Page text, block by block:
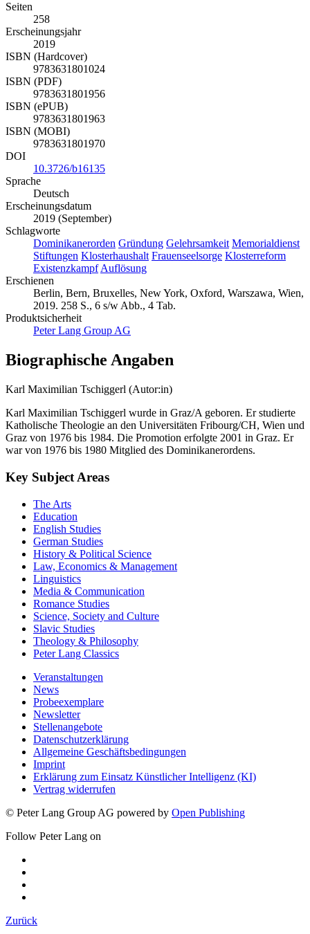
Seiten
258
Erscheinungsjahr
2019
ISBN (Hardcover)
9783631801024
ISBN (PDF)
9783631801956
ISBN (ePUB)
9783631801963
ISBN (MOBI)
9783631801970
DOI
10.3726/b16135
Sprache
Deutsch
Erscheinungsdatum
2019 (September)
Schlagworte
Dominikanerorden Gründung Gelehrsamkeit Memorialdienst
Stiftungen Klosterhaushalt Frauenseelsorge Klosterreform
ExistenzkampfAuflösung
Erschienen
Berlin, Bern, Bruxelles, New York, Oxford, Warszawa, Wien,
2019. 258 S., 6 s/w Abb., 4 Tab.
Produktsicherheit
Peter Lang Group AG
Biographische Angaben
Karl Maximilian Tschiggerl (Autor:in)
Karl Maximilian Tschiggerl wurde in Graz/A geboren. Er studierte
Katholische Theologie an den Universitäten Fribourg/CH, Wien und
Graz von 1976 bis 1984. Die Promotion erfolgte 2001 in Graz. Er
war von 1976 bis 1980 Mitglied des Dominikanerordens.
Key Subject Areas
The Arts
Education
English Studies
German Studies
History & Political Science
Law, Economics & Management
Linguistics
Media & Communication
Romance Studies
Science, Society and Culture
Slavic Studies
Theology & Philosophy
Peter Lang Classics
Veranstaltungen
News
Probeexemplare
Newsletter
Stellenangebote
Datenschutzerklärung
Allgemeine Geschäftsbedingungen
Imprint
Erklärung zum Einsatz Künstlicher Intelligenz (KI)
Vertrag widerrufen
© Peter Lang Group AG powered by Open Publishing
Follow Peter Lang on
Zurück